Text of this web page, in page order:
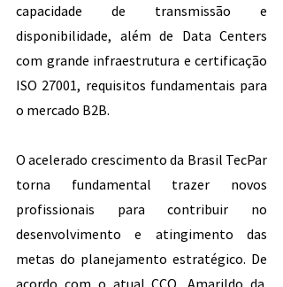
capacidade de transmissão e
disponibilidade, além de Data Centers
com grande infraestrutura e certificação
ISO 27001, requisitos fundamentais para
o mercado B2B.
O acelerado crescimento da Brasil TecPar
torna fundamental trazer novos
profissionais para contribuir no
desenvolvimento e atingimento das
metas do planejamento estratégico. De
acordo com o atual CCO, Amarildo da